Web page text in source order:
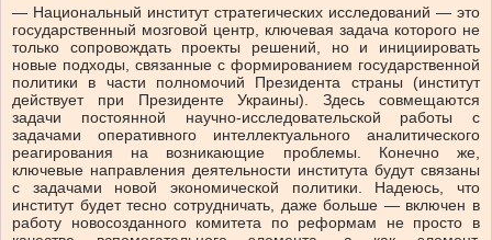
— Национальный институт стратегических исследований — это
государственный мозговой центр, ключевая задача которого не
только сопровождать проекты решений, но и инициировать
новые подходы, связанные с формированием государственной
политики в части полномочий Президента страны (институт
действует при Президенте Украины). Здесь совмещаются
задачи постоянной научно-исследовательской работы с
задачами оперативного интеллектуального аналитического
реагирования на возникающие проблемы. Конечно же,
ключевые направления деятельности института будут связаны
с задачами новой экономической политики. Надеюсь, что
институт будет тесно сотрудничать, даже больше — включен в
работу новосозданного комитета по реформам не просто в